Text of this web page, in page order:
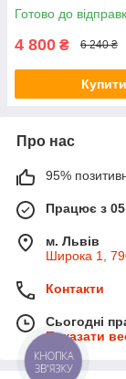
Готово до
4 800 ₴ 6 240 ₴
Купити
Про нас
95%
Працює з
м. Львів
Широка 1,
Контакти
Сьогодні
Показати
КНОПКА
ЗВ'ЯЗКУ